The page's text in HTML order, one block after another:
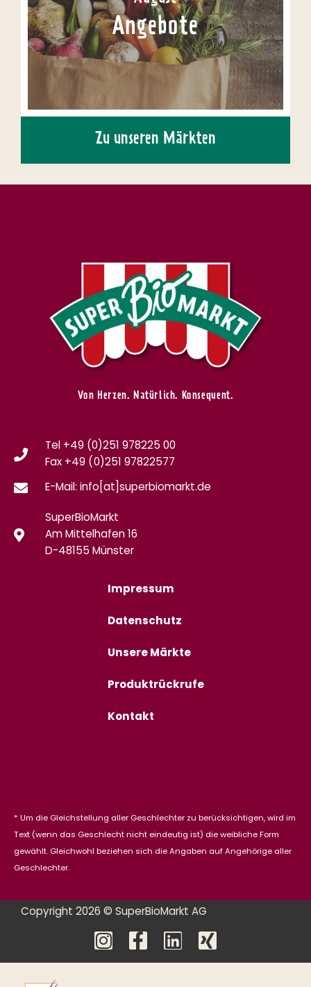
Angebote
Zu unseren Märkten
Von Herzen. Natürlich. Konsequent.
Tel +49 (0)251 978225 00
Fax +49 (0)251 97822577
E-Mail: info[at]superbiomarkt.de
SuperBioMarkt
Am Mittelhafen 16
D-48155 Münster
Impressum
Datenschutz
Unsere Märkte
Produktrückrufe
Kontakt
* Um die Gleichstellung aller Geschlechter zu berücksichtigen, wird im
Text (wenn das Geschlecht nicht eindeutig ist) die weibliche Form
gewählt. Gleichwohl beziehen sich die Angaben auf Angehörige aller
Geschlechter.
Copyright 2026 © SuperBioMarkt AG